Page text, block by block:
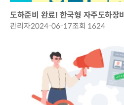
도하준비 완료! 한국형 자주도하장비
관리자2024-06-17조회 1624